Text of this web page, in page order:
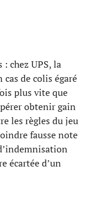
chez UPS, la
de colis égaré
plus vite que
obtenir gain
les règles du jeu
fausse note
écartée d’un